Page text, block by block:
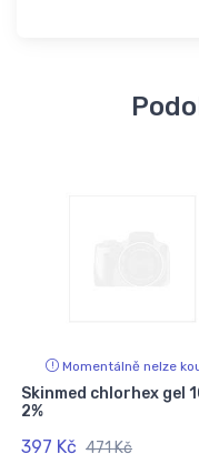
Momentálně nelze
Skinmed chlorhex gel
2%
397 Kč 471 Kč